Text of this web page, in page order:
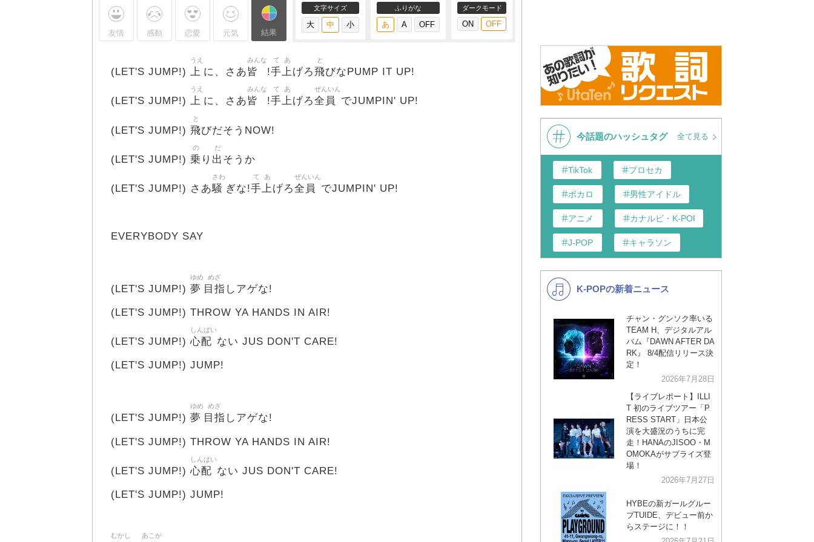
友情 感動 恋愛 元気 結果
文字サイズ ふりがな ダークモード
(LET'S JUMP!) 上
うえ
に、さあ皆
みんな
!手
て
上
あ
げろ飛
と
びなPUMP IT UP!
(LET'S JUMP!) 上
うえ
に、さあ皆
みんな
!手
て
上
あ
げろ全員
ぜんいん
でJUMPIN' UP!
(LET'S JUMP!) 飛
と
びだそうNOW!
(LET'S JUMP!) 乗
の
り 出
だ
そうか
(LET'S JUMP!) さあ騒
さわ
ぎな!手
て
上
あ
げろ全員
ぜんいん
でJUMPIN' UP!
EVERYBODY SAY
(LET'S JUMP!) 夢
ゆめ
目指
めざ
しアゲな!
(LET'S JUMP!) THROW YA HANDS IN AIR!
(LET'S JUMP!) 心配
しんぱい
ない JUS DON'T CARE!
(LET'S JUMP!) JUMP!
(LET'S JUMP!) 夢
ゆめ
目指
めざ
しアゲな!
(LET'S JUMP!) THROW YA HANDS IN AIR!
(LET'S JUMP!) 心配
しんぱい
ない JUS DON'T CARE!
(LET'S JUMP!) JUMP!
むかし あこが
今話題のハッシュタグ 全て見る
TikTok プロセカ
ボカロ 男性アイドル
アニメ カナルビ・K-POP和訳
J-POP キャラソン
K-POP 洋楽
演歌・歌謡
VTuber ジャニーズ
K-POPの新着ニュース
チャン・グンソク率いる
TEAM H、デジタルアル
バム『DAWN AFTER DA
RK』 8/4配信リリース決
定！
2026年7月28日
【ライブレポート】ILLI
T 初のライブツアー「P
RESS START」日本公
演を大盛況のうちに完
走！HANAのJISOO・M
OMOKAがサプライズ登
場！
2026年7月27日
HYBEの新ガールグルー
プTUIDE、デビュー前か
らステージに！！